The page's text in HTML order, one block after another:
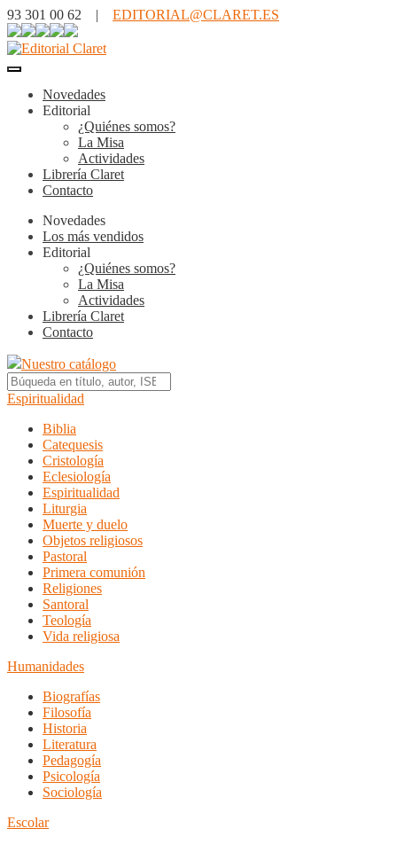
93 301 00 62 | EDITORIAL@CLARET.ES
Novedades
Editorial
¿Quiénes somos?
La Misa
Actividades
Librería Claret
Contacto
Novedades
Los más vendidos
Editorial
¿Quiénes somos?
La Misa
Actividades
Librería Claret
Contacto
Nuestro catálogo
Espiritualidad
Biblia
Catequesis
Cristología
Eclesiología
Espiritualidad
Liturgia
Muerte y duelo
Objetos religiosos
Pastoral
Primera comunión
Religiones
Santoral
Teología
Vida religiosa
Humanidades
Biografías
Filosofía
Historia
Literatura
Pedagogía
Psicología
Sociología
Escolar